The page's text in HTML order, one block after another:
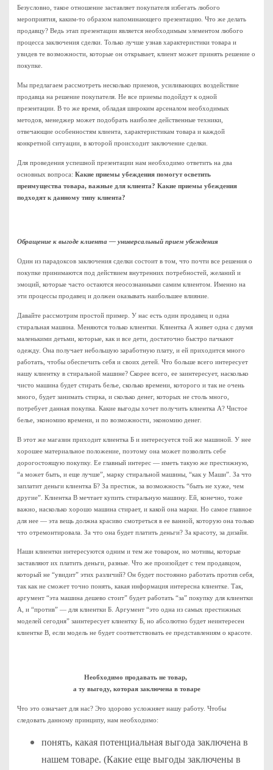
Безусловно, такое отношение заставляет покупателя избегать любого
мероприятия, каким-то образом напоминающего презентацию. Что же делать
продавцу? Ведь этап презентации является необходимым элементом любого
процесса заключения сделки. Только лучше узнав характеристики товара и
увидев те возможности, которые он открывает, клиент может принять решение о
покупке.
Мы предлагаем рассмотреть несколько приемов, усиливающих воздействие
продавца на решение покупателя. Не все приемы подойдут к одной
презентации. В то же время, обладая широким арсеналом необходимых
методов, менеджер может подобрать наиболее действенные техники,
отвечающие особенностям клиента, характеристикам товара и каждой
конкретной ситуации, в которой происходит заключение сделки.
Для проведения успешной презентации нам необходимо ответить на два
основных вопроса: Какие приемы убеждения помогут осветить
преимущества товара, важные для клиента? Какие приемы убеждения
подходят к данному типу клиента?
Обращение к выгоде клиента — универсальный прием убеждения
Один из парадоксов заключения сделки состоит в том, что почти все решения о
покупке принимаются под действием внутренних потребностей, желаний и
эмоций, которые часто остаются неосознанными самим клиентом. Именно на
эти процессы продавец и должен оказывать наибольшее влияние.
Давайте рассмотрим простой пример. У нас есть один продавец и одна
стиральная машина. Меняются только клиентки. Клиентка А живет одна с двумя
маленькими детьми, которые, как и все дети, достаточно быстро пачкают
одежду. Она получает небольшую заработную плату, и ей приходится много
работать, чтобы обеспечить себя и своих детей. Что больше всего интересует
нашу клиентку в стиральной машине? Скорее всего, ее заинтересует, насколько
чисто машина будет стирать белье, сколько времени, которого и так не очень
много, будет занимать стирка, и сколько денег, которых не столь много,
потребует данная покупка. Какие выгоды хочет получить клиентка А? Чистое
белье, экономию времени, и по возможности, экономию денег.
В этот же магазин приходит клиентка Б и интересуется той же машиной. У нее
хорошее материальное положение, поэтому она может позволить себе
дорогостоящую покупку. Ее главный интерес — иметь такую же престижную,
“а может быть, и еще лучше”, марку стиральной машины, “как у Маши”. За что
заплатит деньги клиентка Б? За престиж, за возможность “быть не хуже, чем
другие”. Клиентка В мечтает купить стиральную машину. Ей, конечно, тоже
важно, насколько хорошо машина стирает, и какой она марки. Но самое главное
для нее — эта вещь должна красиво смотреться в ее ванной, которую она только
что отремонтировала. За что она будет платить деньги? За красоту, за дизайн.
Наши клиентки интересуются одним и тем же товаром, но мотивы, которые
заставляют их платить деньги, разные. Что же произойдет с тем продавцом,
который не “увидит” этих различий? Он будет постоянно работать против себя,
так как не сможет точно понять, какая информация интересна клиентке. Так,
аргумент “эта машина дешево стоит” будет работать “за” покупку для клиентки
А, и “против” — для клиентки Б. Аргумент “это одна из самых престижных
моделей сегодня” заинтересует клиентку Б, но абсолютно будет неинтересен
клиентке В, если модель не будет соответствовать ее представлениям о красоте.
Необходимо продавать не товар,
а ту выгоду, которая заключена в товаре
Что это означает для нас? Это здорово усложняет нашу работу. Чтобы
следовать данному принципу, нам необходимо:
понять, какая потенциальная выгода заключена в
нашем товаре. (Какие еще выгоды заключены в